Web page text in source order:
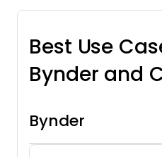
Best Use
Bynder and
Bynder